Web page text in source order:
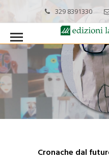
329 8391330
Cronache dal